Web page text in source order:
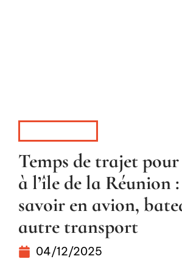
Temps de trajet
à l’île de la Réunion
savoir en avion,
autre transport
04/12/2025